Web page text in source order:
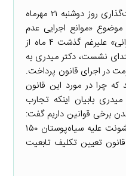
نشست اول کارگاه تعاملی سیاست‌گذاری روز دوشنبه ۲۱ مهرماه
موضوع «موانع اجرایی عدم
اعطای تابعیت به فرزندان مادرایرانی» علیرغم گذشت ۴ ماه از
نشست، دکتر میدری به
در اجرای قانون پرداخت.
چرا در مورد این قانون
بابیان اینکه تجارب
برخی قوانین داریم گفت:
به‌عنوان‌مثال اجرای قانون منع خشونت علیه سیاه‌پوستان ۱۵۰
تعیین تکلیف تابعیت